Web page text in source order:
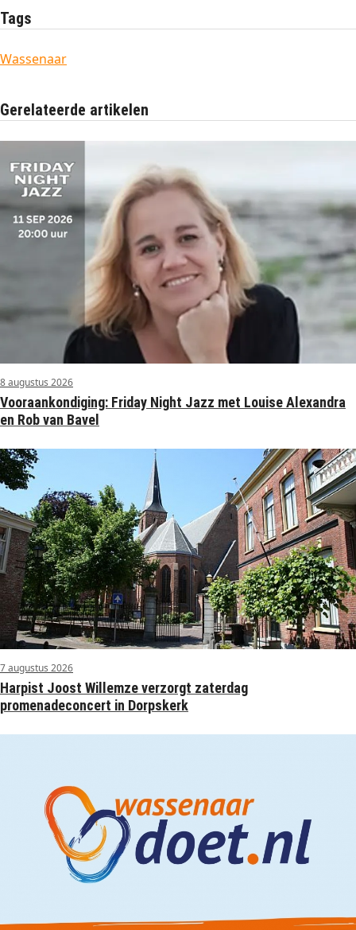
Tags
Wassenaar
Gerelateerde artikelen
8 augustus 2026
Vooraankondiging: Friday Night Jazz met Louise Alexandra
en Rob van Bavel
7 augustus 2026
Harpist Joost Willemze verzorgt zaterdag
promenadeconcert in Dorpskerk